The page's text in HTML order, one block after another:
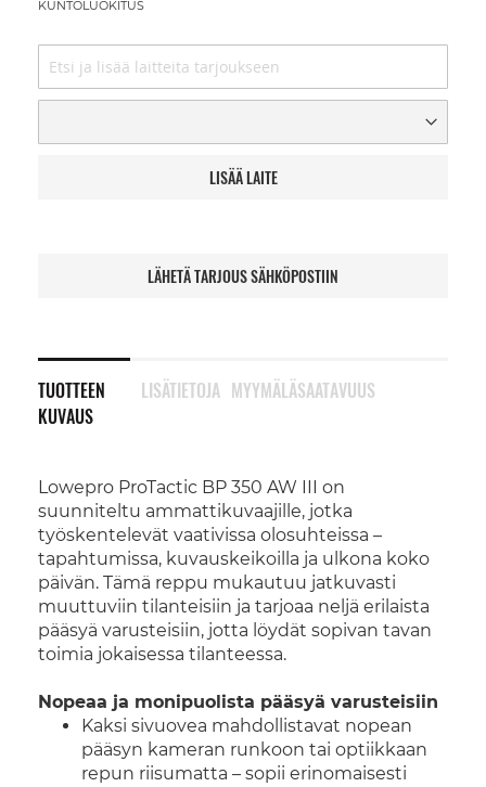
KUNTOLUOKITUS
LISÄÄ LAITE
LÄHETÄ TARJOUS SÄHKÖPOSTIIN
TUOTTEEN
KUVAUS
Lowepro ProTactic BP 350 AW III on
suunniteltu ammattikuvaajille, jotka
työskentelevät vaativissa olosuhteissa –
tapahtumissa, kuvauskeikoilla ja ulkona koko
päivän. Tämä reppu mukautuu jatkuvasti
muuttuviin tilanteisiin ja tarjoaa neljä erilaista
pääsyä varusteisiin, jotta löydät sopivan tavan
toimia jokaisessa tilanteessa.
Nopeaa ja monipuolista pääsyä varusteisiin
Kaksi sivuovea mahdollistavat nopean
pääsyn kameran runkoon tai optiikkaan
repun riisumatta – sopii erinomaisesti
LISÄTIETOJA MYYMÄLÄSAATAVUUS